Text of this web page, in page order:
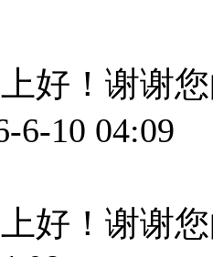
好！谢谢
6-10 04:09
好！谢谢